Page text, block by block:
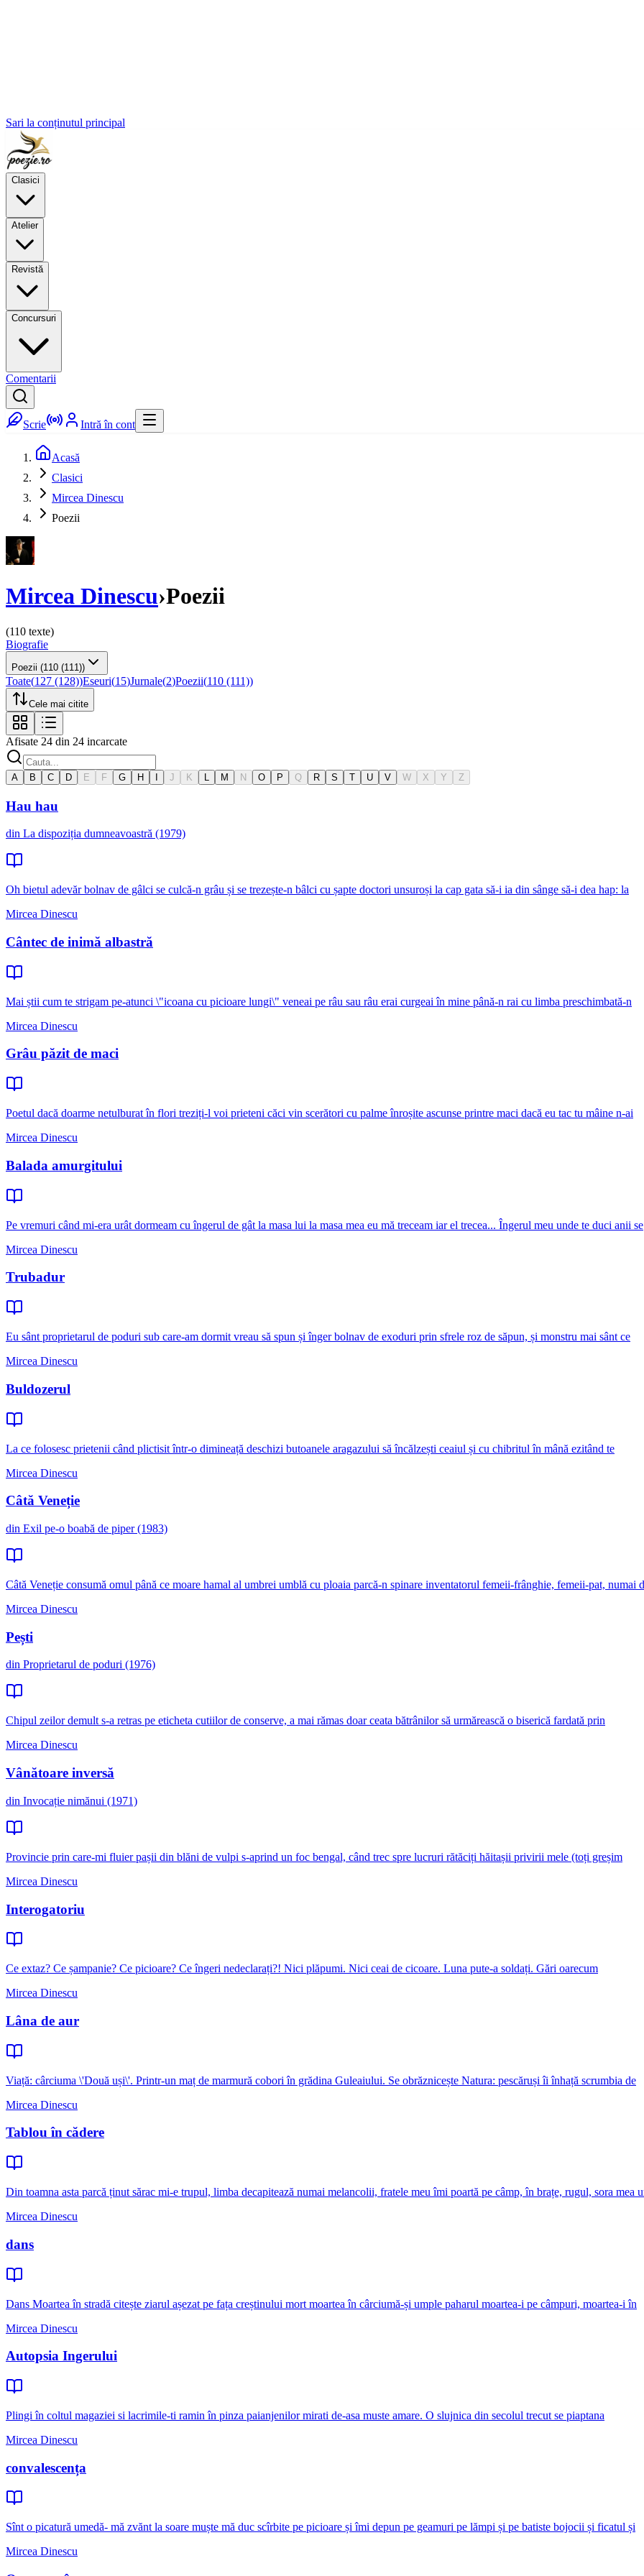
Sari la conținutul principal
Clasici
Atelier
Revistă
Concursuri
Comentarii
Scrie Intră în cont
Acasă
Clasici
Mircea Dinescu
Poezii
Mircea Dinescu›Poezii
(110 texte)
Biografie
Poezii (110 (111))
Toate(127 (128))Eseuri(15)Jurnale(2)Poezii(110 (111))
Cele mai citite
Afisate 24 din 24 incarcate
A B C D E F G H J K M N O P Q R S T U V W X Y Z
Hau hau
din La dispoziția dumneavoastră (1979)
Oh bietul adevăr bolnav de gâlci se culcă-n grâu și se trezește-n bâlci cu șapte doctori unsuroși la cap gata să-i ia din sânge să-i dea hap: la
Mircea Dinescu
Cântec de inimă albastră
Mai știi cum te strigam pe-atunci \"icoana cu picioare lungi\" veneai pe râu sau râu erai curgeai în mine până-n rai cu limba preschimbată-n
Mircea Dinescu
Grâu păzit de maci
Poetul dacă doarme netulburat în flori treziți-l voi prieteni căci vin scerători cu palme înroșite ascunse printre maci dacă eu tac tu mâine n-ai
Mircea Dinescu
Balada amurgitului
Pe vremuri când mi-era urât dormeam cu îngerul de gât la masa lui la masa mea eu mă treceam iar el trecea... Îngerul meu unde te duci anii se
Mircea Dinescu
Trubadur
Eu sânt proprietarul de poduri sub care-am dormit vreau să spun și înger bolnav de exoduri prin sfrele roz de săpun, și monstru mai sânt ce
Mircea Dinescu
Buldozerul
La ce folosesc prietenii când plictisit într-o dimineață deschizi butoanele aragazului să încălzești ceaiul și cu chibritul în mână ezitând te
Mircea Dinescu
Câtă Veneție
din Exil pe-o boabă de piper (1983)
Câtă Veneție consumă omul până ce moare hamal al umbrei umblă cu ploaia parcă-n spinare inventatorul femeii-frânghie, femeii-pat, numai
Mircea Dinescu
Pești
din Proprietarul de poduri (1976)
Chipul zeilor demult s-a retras pe eticheta cutiilor de conserve, a mai rămas doar ceata bătrânilor să urmărească o biserică fardată prin
Mircea Dinescu
Vânătoare inversă
din Invocație nimănui (1971)
Provincie prin care-mi fluier pașii din blăni de vulpi s-aprind un foc bengal, când trec spre lucruri rătăciți hăitașii privirii mele (toți greșim
Mircea Dinescu
Interogatoriu
Ce extaz? Ce șampanie? Ce picioare? Ce îngeri nedeclarați?! Nici plăpumi. Nici ceai de cicoare. Luna pute-a soldați. Gări oarecum
Mircea Dinescu
Lâna de aur
Viață: cârciuma \'Două uși\'. Printr-un maț de marmură cobori în grădina Guleaiului. Se obrăznicește Natura: pescăruși îi înhață scrumbia de
Mircea Dinescu
Tablou în cădere
Din toamna asta parcă ținut sărac mi-e trupul, limba decapitează numai melancolii, fratele meu îmi poartă pe câmp, în brațe, rugul, sora mea
Mircea Dinescu
dans
Dans Moartea în stradă citește ziarul așezat pe fața creștinului mort moartea în cârciumă-și umple paharul moartea-i pe câmpuri, moartea-i în
Mircea Dinescu
Autopsia Ingerului
Plingi în coltul magaziei si lacrimile-ti ramin în pinza paianjenilor mirati de-asa muste amare. O slujnica din secolul trecut se piaptana
Mircea Dinescu
convalescența
Sînt o picatură umedă- mă zvănt la soare muște mă duc scîrbite pe picioare și îmi depun pe geamuri pe lămpi și pe batiste bojocii și ficatul și
Mircea Dinescu